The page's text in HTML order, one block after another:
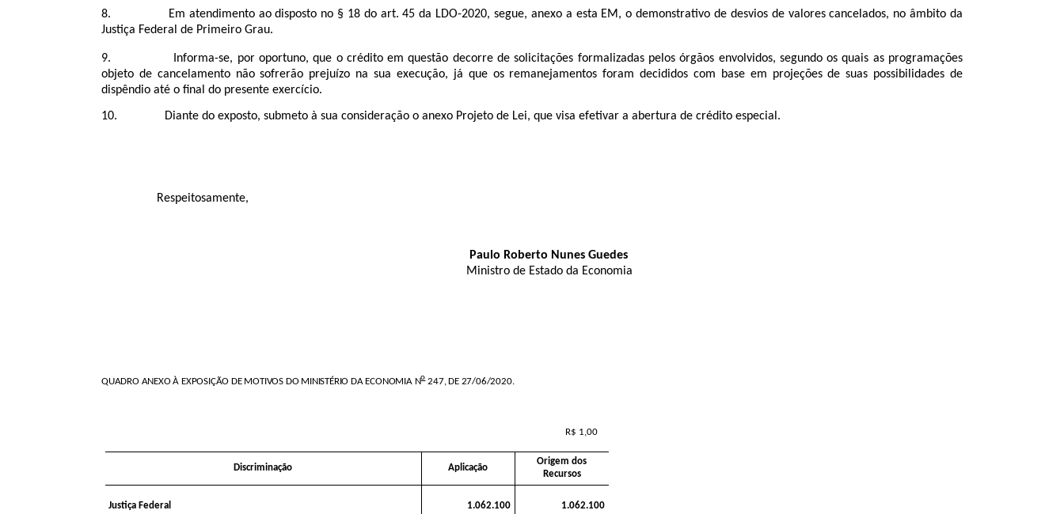
8. Em atendimento ao disposto no § 18 do art. 45 da LDO-2020, segue, anexo a esta EM, o demonstrativo de desvios de valores cancelados, no âmbito da
Justiça Federal de Primeiro Grau.
9. Informa-se, por oportuno, que o crédito em questão decorre de solicitações formalizadas pelos órgãos envolvidos, segundo os quais as programações
objeto de cancelamento não sofrerão prejuízo na sua execução, já que os remanejamentos foram decididos com base em projeções de suas possibilidades de
dispêndio até o final do presente exercício.
10. Diante do exposto, submeto à sua consideração o anexo Projeto de Lei, que visa efetivar a abertura de crédito especial.
Respeitosamente,
Paulo Roberto Nunes Guedes
Ministro de Estado da Economia
QUADRO ANEXO À EXPOSIÇÃO DE MOTIVOS DO MINISTÉRIO DA ECONOMIA No247, DE 27/06/2020.
R$ 1,00
Discriminação Aplicação
Origem dos
Recursos
Justiça Federal 1.062.100
1.062.100